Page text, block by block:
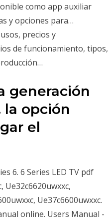
como app auxiliar
y opciones para…
precios y
de funcionamiento, tipos,
generación
la opción
el
6. 6 Series LED TV pdf
Ue32c6620uwxxc,
Ue37c6600uwxxc.
online. Users Manual -